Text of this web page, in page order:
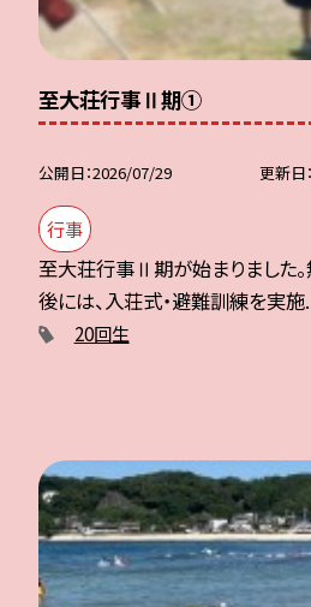
至大荘行事Ⅱ期①
公開日 2026/07/29 更新日
行事
至大荘行事Ⅱ期が始まりました
後には、入荘式・避難訓練を実施
20回生